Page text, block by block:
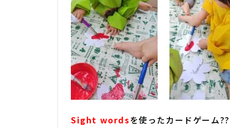
Sight wordsを使ったカードゲーム??